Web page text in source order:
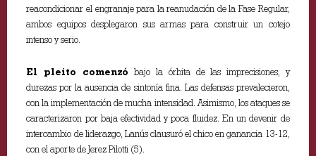
reacondicionar el engranaje para la reanudación de la Fase Regular,
ambos equipos desplegaron sus armas para construir un cotejo
intenso y serio.
El pleito comenzóbajo la órbita de las imprecisiones, y
durezas por la ausencia de sintonía fina. Las defensas prevalecieron,
con la implementación de mucha intensidad. Asimismo, los ataques se
caracterizaron por baja efectividad y poca fluidez. En un devenir de
intercambio de liderazgo, Lanús clausuró el chico en ganancia 13-12,
con el aporte de Jerez Pilotti (5).